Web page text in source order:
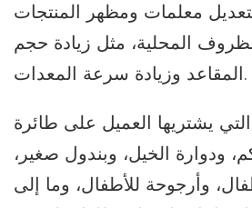
معلمات ومظهر المنتجات
المحلية، مثل زيادة حجم
المقاعد وزيادة سرعة المعدات.
يشتريها العميل على طائرة
ودوارة الخيل، وبندول صغير،
وأرجوحة للأطفال، وما إلى